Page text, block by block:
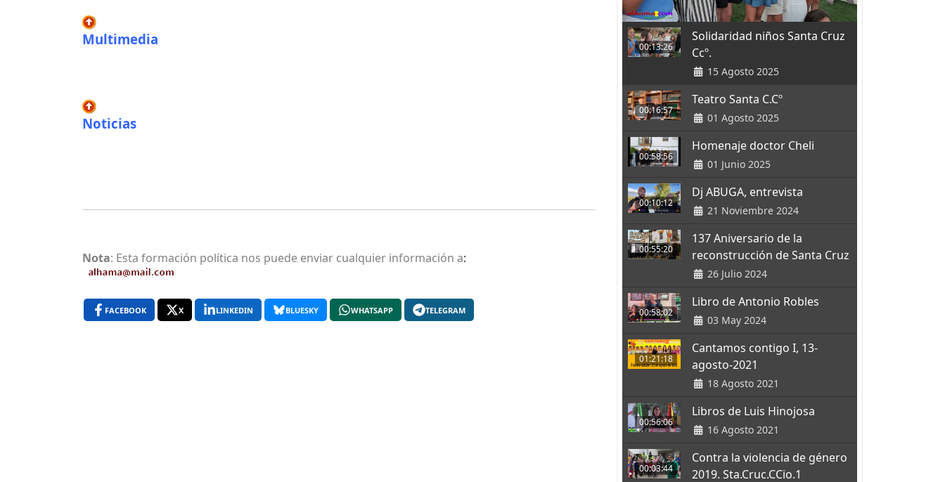
Multimedia
Noticias
Nota: Esta formación política nos puede enviar cualquier información a:
FACEBOOK X LINKEDIN BLUESKY WHATSAPP TELEGRAM
00:13:26
Solidaridad niños Santa Cruz
Ccº.
15 Agosto 2025
00:16:57
Teatro Santa C.Cº
01 Agosto 2025
00:58:56
Homenaje doctor Cheli
01 Junio 2025
00:10:12
Dj ABUGA, entrevista
21 Noviembre 2024
00:55:20
137 Aniversario de la
reconstrucción de Santa Cruz
26 Julio 2024
00:58:02
Libro de Antonio Robles
03 May 2024
01:21:18
Cantamos contigo I, 13-
agosto-2021
18 Agosto 2021
00:56:06
Libros de Luis Hinojosa
16 Agosto 2021
00:03:44
Contra la violencia de género
2019. Sta.Cruc.CCio.1